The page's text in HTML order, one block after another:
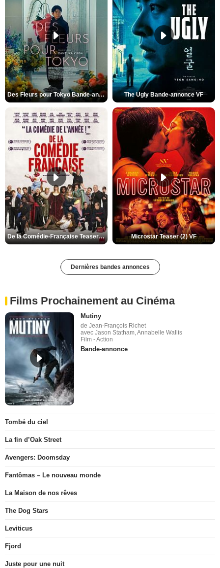
Des Fleurs pour Tokyo Bande-annonce VO STFR The Ugly Bande-annonce VF
De la Comédie-Française Teaser (3) VF Microstar Teaser (2) VF
Dernières bandes annonces
Films Prochainement au Cinéma
Mutiny
de Jean-François Richet
avec Jason Statham, Annabelle Wallis
Film - Action
Bande-annonce
Tombé du ciel
La fin d’Oak Street
Avengers: Doomsday
Fantômas – Le nouveau monde
La Maison de nos rêves
The Dog Stars
Leviticus
Fjord
Juste pour une nuit